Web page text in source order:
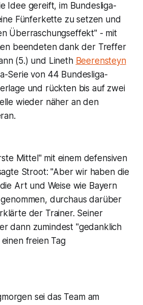
Idee gereift, im Bundesliga-
Fünferkette zu setzen und
Überraschungseffekt" - mit
beendeten dank der Treffer
(5.) und Lineth Beerensteyn
Serie von 44 Bundesliga-
und rückten bis auf zwei
wieder näher an den
Mittel" mit einem defensiven
Stroot: "Aber wir haben die
Art und Weise wie Bayern
durchaus darüber
der Trainer. Seiner
dann zumindest "gedanklich
freien Tag
sei das Team am